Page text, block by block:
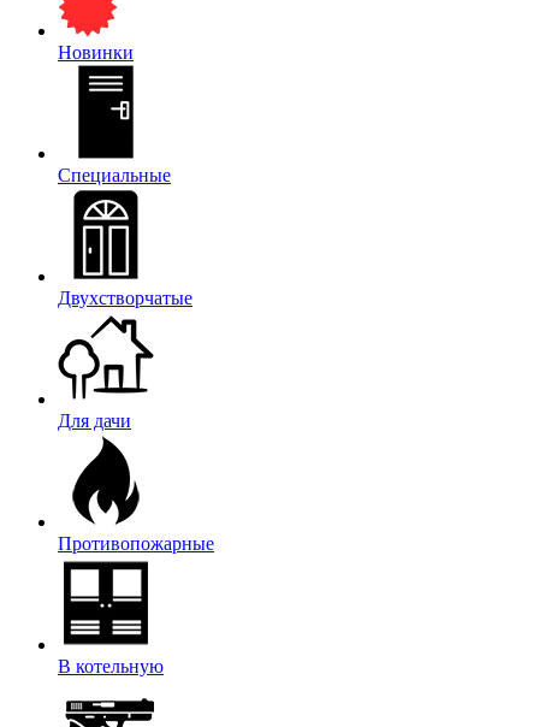
Новинки
Специальные
Двухстворчатые
Для дачи
Противопожарные
В котельную